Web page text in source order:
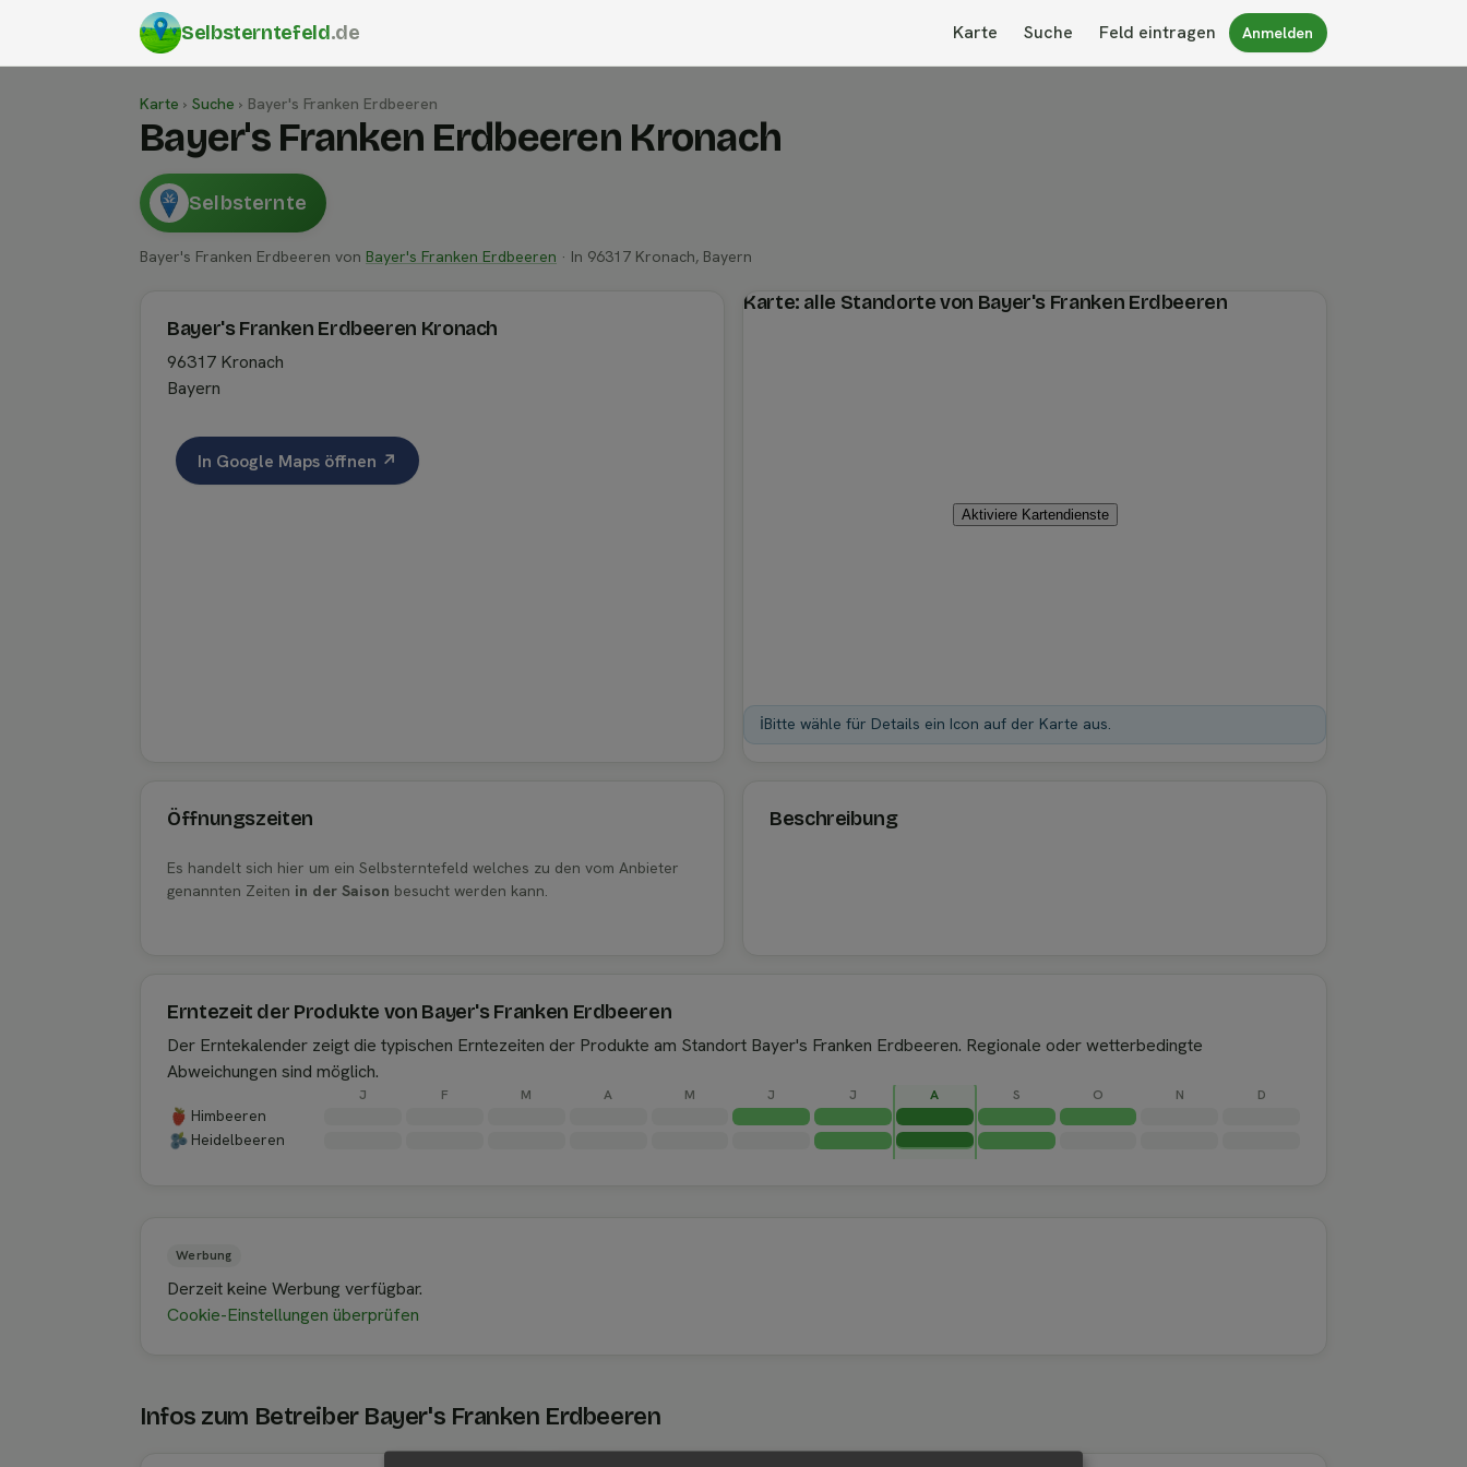
Selbsterntefeld.de Karte Suche Feld eintragen Anmelden
Karte › Suche › Bayer's Franken Erdbeeren
Bayer's Franken Erdbeeren Kronach
Selbsternte
Bayer's Franken Erdbeeren von Bayer's Franken Erdbeeren · In 96317 Kronach, Bayern
Bayer's Franken Erdbeeren Kronach
96317 Kronach
Bayern
In Google Maps öffnen ↗
Karte: alle Standorte von Bayer's Franken Erdbeeren
Aktiviere Kartendienste
ℹ️Bitte wähle für Details ein Icon auf der Karte aus.
Öffnungszeiten
Es handelt sich hier um ein Selbsterntefeld welches zu den vom Anbieter
genannten Zeiten in der Saison besucht werden kann.
Beschreibung
Erntezeit der Produkte von Bayer's Franken Erdbeeren
Der Erntekalender zeigt die typischen Erntezeiten der Produkte am Standort Bayer's Franken Erdbeeren. Regionale oder wetterbedingte
Abweichungen sind möglich.
J F M A M J J A S O N D
Himbeeren
Heidelbeeren
Werbung
Derzeit keine Werbung verfügbar.
Cookie-Einstellungen überprüfen
Infos zum Betreiber Bayer's Franken Erdbeeren